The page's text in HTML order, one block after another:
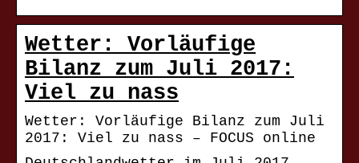
Wetter: Vorläufige
Bilanz zum Juli 2017:
Viel zu nass
Wetter: Vorläufige Bilanz zum Juli
2017: Viel zu nass – FOCUS online